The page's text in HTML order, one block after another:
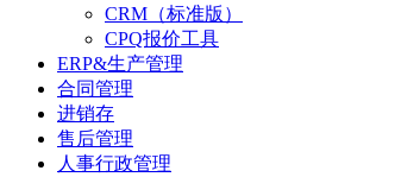
CRM（标准版）
CPQ报价工具
ERP&生产管理
合同管理
进销存
售后管理
人事行政管理